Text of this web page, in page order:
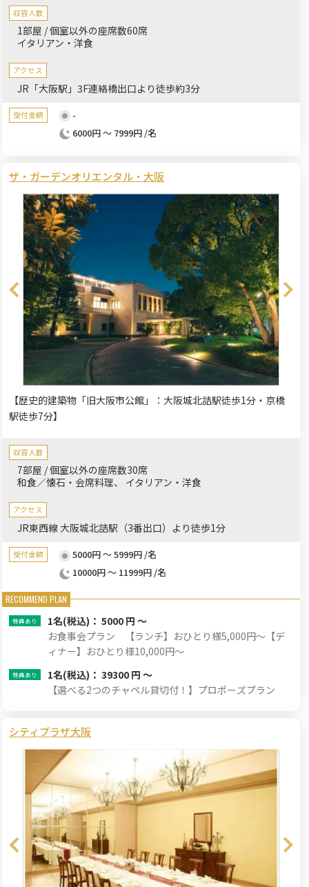
と時をお過ごしいただけます。
収容人数
1部屋 / 個室以外の座席数60席
イタリアン・洋食
アクセス
JR「大阪駅」3F連絡橋出口より徒歩約3分
受付金額
-
6000円 ～ 7999円 /名
ザ・ガーデンオリエンタル・大阪
【歴史的建築物「旧大阪市公館」：大阪城北詰駅徒歩1分・京橋
駅徒歩7分】
収容人数
7部屋 / 個室以外の座席数30席
和食／懐石・会席料理
イタリアン・洋食
アクセス
JR東西線 大阪城北詰駅（3番出口）より徒歩1分
受付金額
5000円 ～ 5999円 /名
10000円 ～ 11999円 /名
1名(税込)： 5000 円 ～
お食事会プラン 【ランチ】おひとり様5,000円〜【デ
ィナー】おひとり様10,000円〜
1名(税込)： 39300 円 ～
【選べる2つのチャペル貸切付！】プロポーズプラン
シティプラザ大阪